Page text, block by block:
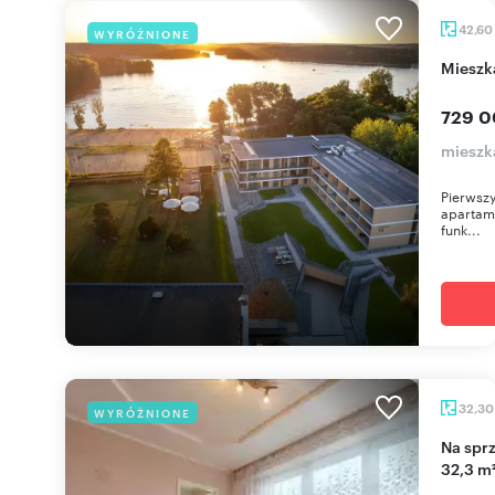
WYRÓŻNIONE 42,60
729
funk...
WYRÓŻNIONE 32,30
Na sprzedaż słoneczne 2-pokojowe mieszkanie
32,3